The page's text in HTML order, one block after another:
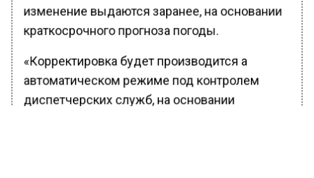
изменение выдаются заранее, на основании
краткосрочного прогноза погоды.
«Корректировка будет производится а
автоматическом режиме под контролем
диспетчерских служб, на основании